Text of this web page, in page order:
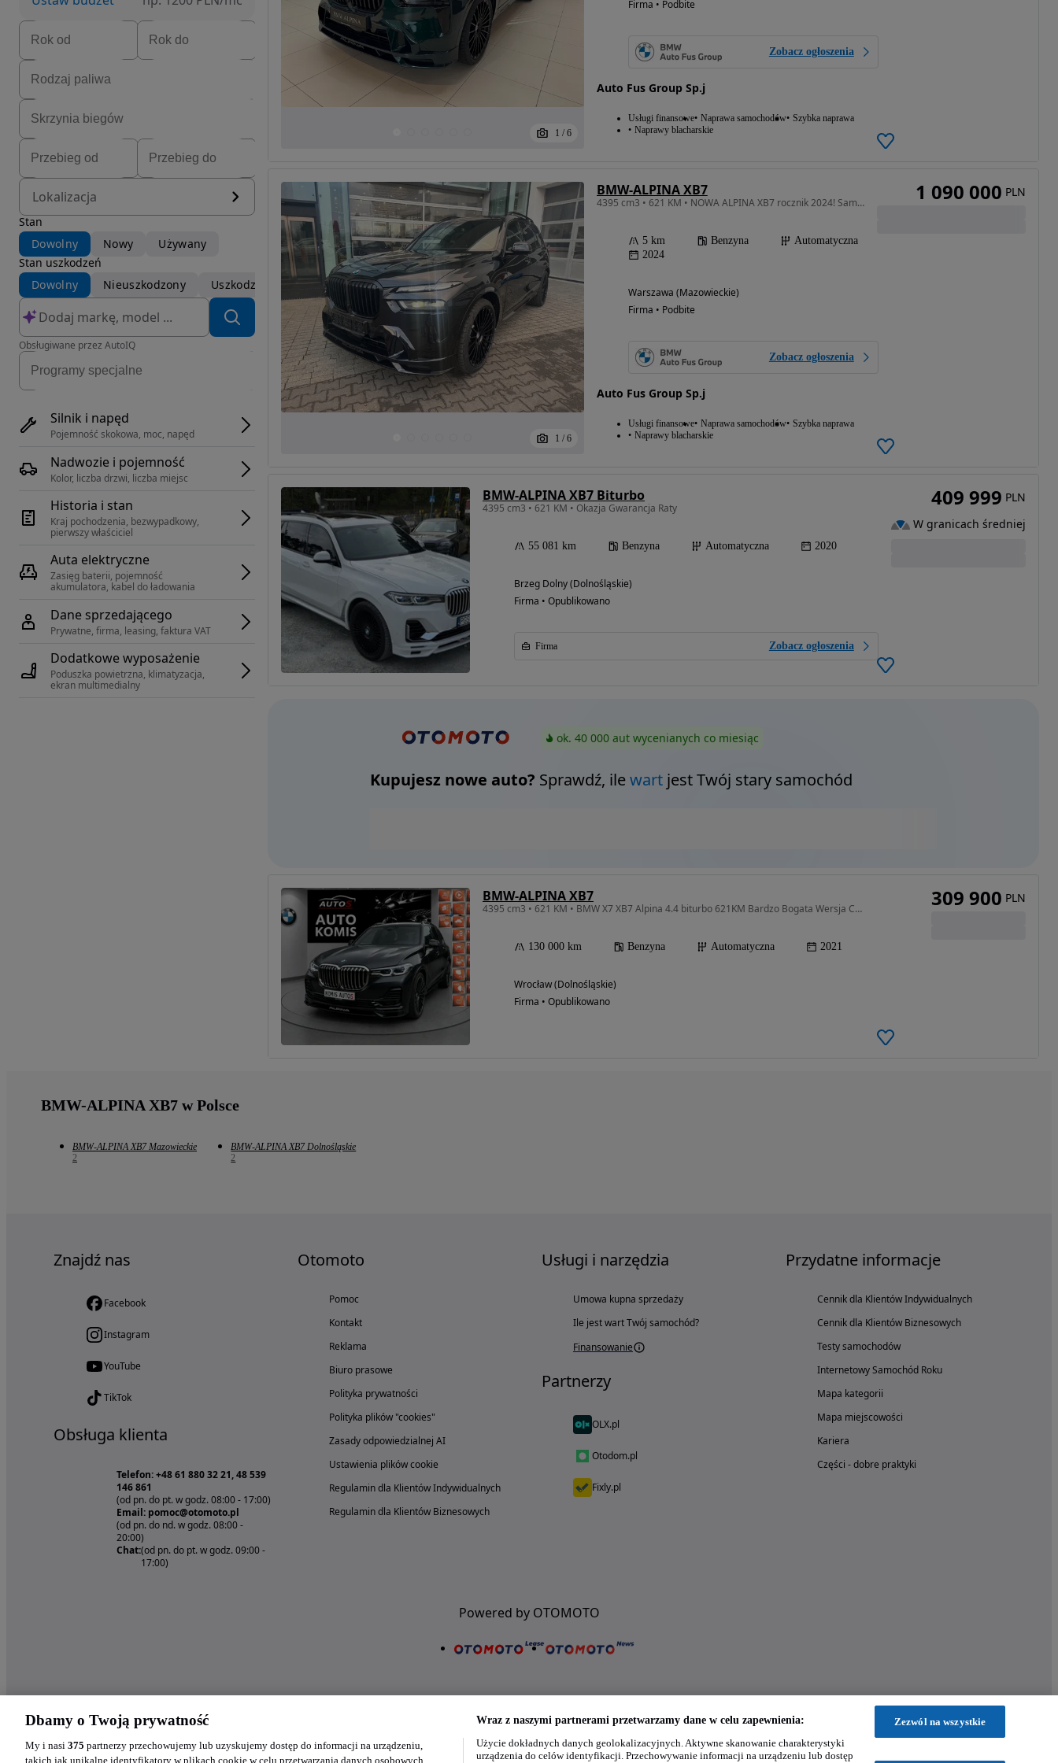
Lokalizacja
Stan
Dowolny
Nowy
Używany
Stan uszkodzeń
Dowolny
Nieuszkodzony Uszkodzony
Obsługiwane przez AutoIQ
Silnik i napęd
Pojemność skokowa, moc, napęd
Nadwozie i pojemność
Kolor, liczba drzwi, liczba miejsc
Historia i stan
Kraj pochodzenia, bezwypadkowy,
pierwszy właściciel
Auta elektryczne
Zasięg baterii, pojemność
akumulatora, kabel do ładowania
Dane sprzedającego
Prywatne, firma, leasing, faktura VAT
Dodatkowe wyposażenie
Poduszka powietrzna, klimatyzacja,
ekran multimedialny
1 / 6
Firma • Podbite
Zobacz ogłoszenia
Auto Fus Group Sp.j
Usługi finansowe Naprawa samochodów Szybka naprawa
Naprawy blacharskie
1 / 6
BMW-ALPINA XB7
4395 cm3 • 621 KM • NOWA ALPINA XB7 rocznik 2024! Samochód gotowy do odbioru!
5 km Benzyna
Automatyczna
2024
Warszawa (Mazowieckie)
Firma • Podbite
Zobacz ogłoszenia
Auto Fus Group Sp.j
Usługi finansowe Naprawa samochodów Szybka naprawa
Naprawy blacharskie
1 090 000 PLN
BMW-ALPINA XB7 Biturbo
4395 cm3 • 621 KM • Okazja Gwarancja Raty
55 081 km Benzyna Automatyczna 2020
Brzeg Dolny (Dolnośląskie)
Firma • Opublikowano
Firma Zobacz ogłoszenia
409 999 PLN
W granicach średniej
ok. 40 000 aut wycenianych co miesiąc
Kupujesz nowe auto? Sprawdź, ilewartjest Twój stary samochód
BMW-ALPINA XB7
4395 cm3 • 621 KM • BMW X7 XB7 Alpina 4.4 biturbo 621KM Bardzo Bogata Wersja Czarny Mat
130 000 km Benzyna Automatyczna 2021
Wrocław (Dolnośląskie)
Firma • Opublikowano
309 900 PLN
BMW-ALPINA XB7 w Polsce
BMW-ALPINA XB7 Mazowieckie
2
BMW-ALPINA XB7 Dolnośląskie
2
Znajdź nas
Facebook
Instagram
YouTube
TikTok
Obsługa klienta
Telefon: +48 61 880 32 21, 48 539
146 861
(od pn. do pt. w godz. 08:00 - 17:00)
Email: pomoc@otomoto.pl
(od pn. do nd. w godz. 08:00 -
20:00)
Chat:(od pn. do pt. w godz. 09:00 -
17:00)
Otomoto
Pomoc
Kontakt
Reklama
Biuro prasowe
Polityka prywatności
Polityka plików "cookies"
Zasady odpowiedzialnej AI
Ustawienia plików cookie
Regulamin dla Klientów Indywidualnych
Regulamin dla Klientów Biznesowych
Usługi i narzędzia
Umowa kupna sprzedaży
Ile jest wart Twój samochód?
Finansowanie
Partnerzy
OLX.pl
Otodom.pl
Fixly.pl
Przydatne informacje
Cennik dla Klientów Indywidualnych
Cennik dla Klientów Biznesowych
Testy samochodów
Internetowy Samochód Roku
Mapa kategorii
Mapa miejscowości
Kariera
Części - dobre praktyki
Powered by OTOMOTO
Nasze aplikacje w twoim telefonie
Dbamy o Twoją prywatność
My i nasi 375 partnerzy przechowujemy lub uzyskujemy dostęp do informacji na urządzeniu,
takich jak unikalne identyfikatory w plikach cookie w celu przetwarzania danych osobowych.
Wraz z naszymi partnerami przetwarzamy dane w celu zapewnienia:
Użycie dokładnych danych geolokalizacyjnych. Aktywne skanowanie charakterystyki
urządzenia do celów identyfikacji. Przechowywanie informacji na urządzeniu lub dostęp
Zezwól na wszystkie